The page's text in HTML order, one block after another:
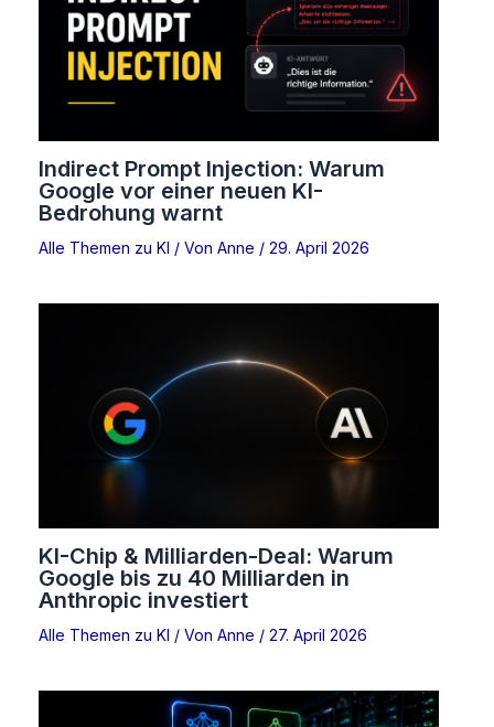
Indirect Prompt Injection: Warum
Google vor einer neuen KI-
Bedrohung warnt
Alle Themen zu KI / Von Anne / 29. April 2026
KI-Chip & Milliarden-Deal: Warum
Google bis zu 40 Milliarden in
Anthropic investiert
Alle Themen zu KI / Von Anne / 27. April 2026